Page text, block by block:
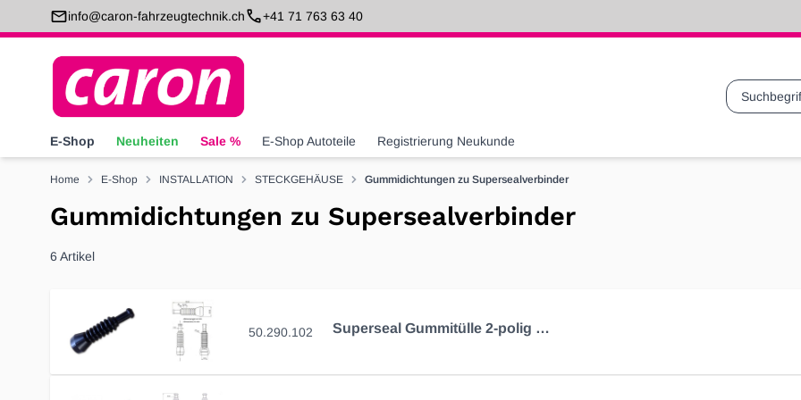
Direkt zum Inhaltinfo@caron-fahrzeugtechnik.ch +41 71 763 63 40
Suche
E-Shop Neuheiten Sale % E-Shop Autoteile Registrierung Neukunde
Home E-Shop INSTALLATION STECKGEHÄUSE Gummidichtungen zu Supersealverbinder
Gummidichtungen zu Supersealverbinder
6 Artikel
50.290.102 Superseal Gummitülle 2-polig mit Knickschutzlamellen